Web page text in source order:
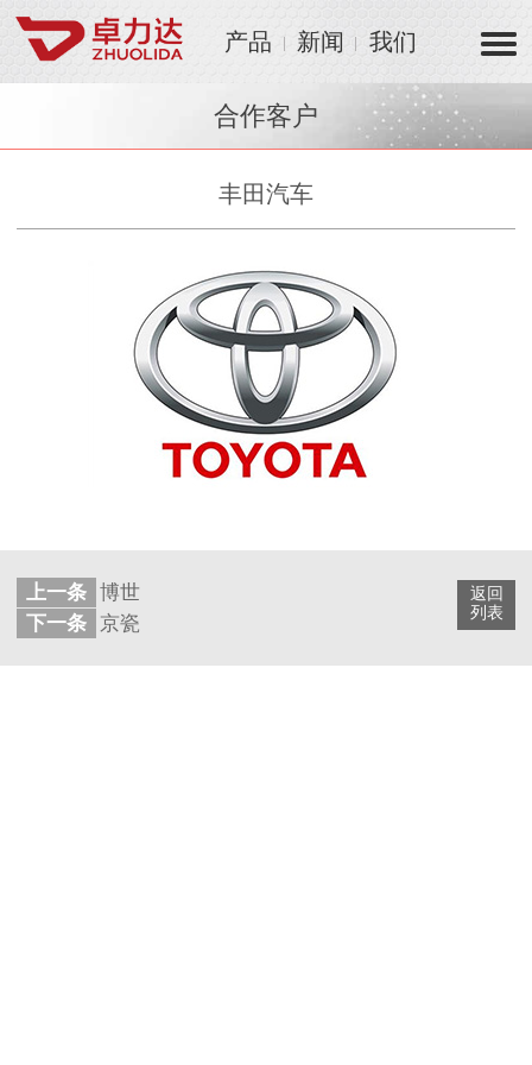
产品 新闻 我们
合作客户
丰田汽车
返回
列表
上一条 博世
下一条
京瓷